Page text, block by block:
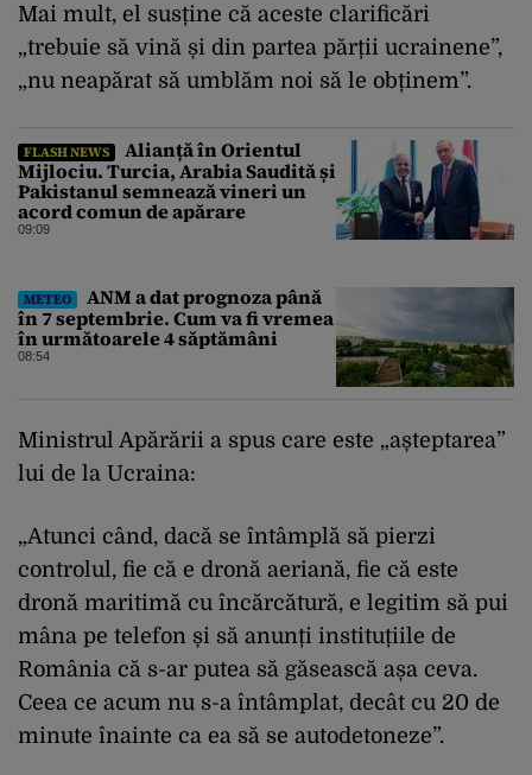
Mai mult, el susține că aceste clarificări
„trebuie să vină și din partea părții ucrainene”,
„nu neapărat să umblăm noi să le obținem”.
FLASH NEWS
Alianță în Orientul
Mijlociu. Turcia, Arabia Saudită și
Pakistanul semnează vineri un
acord comun de apărare
09:09
METEO
ANM a dat prognoza până
în 7 septembrie. Cum va fi vremea
în următoarele 4 săptămâni
08:54
Ministrul Apărării a spus care este „așteptarea”
lui de la Ucraina:
„Atunci când, dacă se întâmplă să pierzi
controlul, fie că e dronă aeriană, fie că este
dronă maritimă cu încărcătură, e legitim să pui
mâna pe telefon și să anunți instituțiile de
România că s-ar putea să găsească așa ceva.
Ceea ce acum nu s-a întâmplat, decât cu 20 de
minute înainte ca ea să se autodetoneze”.